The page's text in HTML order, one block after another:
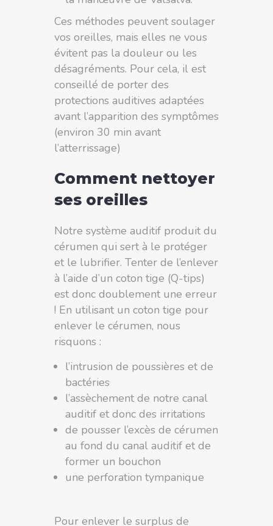
Ces méthodes peuvent soulager
vos oreilles, mais elles ne vous
évitent pas la douleur ou les
désagréments. Pour cela, il est
conseillé de porter des
protections auditives adaptées
avant l’apparition des symptômes
(environ 30 min avant
l’atterrissage)
Comment nettoyer
ses oreilles
Notre système auditif produit du
cérumen qui sert à le protéger
et le lubrifier. Tenter de l’enlever
à l’aide d’un coton tige (Q-tips)
est donc doublement une erreur
! En utilisant un coton tige pour
enlever le cérumen, nous
risquons :
l’intrusion de poussières et de
bactéries
l’assèchement de notre canal
auditif et donc des irritations
de pousser l’excès de cérumen
au fond du canal auditif et de
former un bouchon
une perforation tympanique
Pour enlever le surplus de